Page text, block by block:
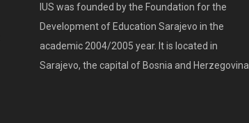
IUS was founded by the Foundation for the
Development of Education Sarajevo in the
academic 2004/2005 year. It is located in
Sarajevo, the capital of Bosnia and Herzegovina.